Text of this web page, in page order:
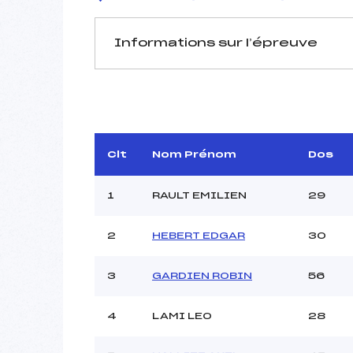
Informations sur l’épreuve
Arbitre :
Assistant :
MANCHE 1
Heure de départ :
Ouvreurs A :
Clt Nom Prénom Dos
1 RAULT EMILIEN 29
2 HEBERT EDGAR 30
3 GARDIEN ROBIN 56
4 LAMI LEO 28